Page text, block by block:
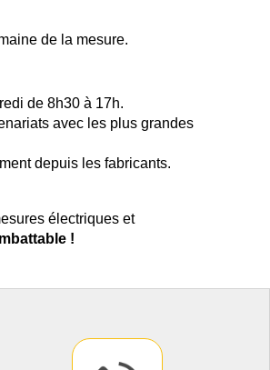
de la mesure.
de 8h30 à 17h.
avec les plus grandes
depuis les fabricants.
électriques et
!